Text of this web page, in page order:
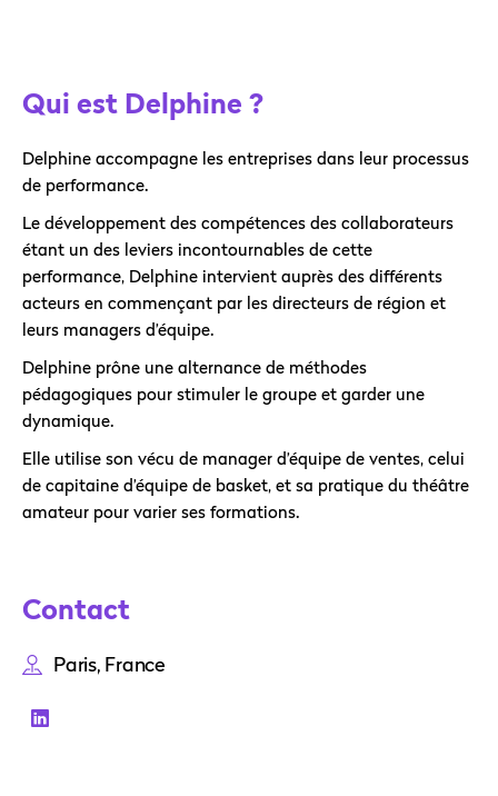
Qui est Delphine ?
Delphine accompagne les entreprises dans leur processus
de performance.
Le développement des compétences des collaborateurs
étant un des leviers incontournables de cette
performance, Delphine intervient auprès des différents
acteurs en commençant par les directeurs de région et
leurs managers d’équipe.
Delphine prône une alternance de méthodes
pédagogiques pour stimuler le groupe et garder une
dynamique.
Elle utilise son vécu de manager d’équipe de ventes, celui
de capitaine d’équipe de basket, et sa pratique du théâtre
amateur pour varier ses formations.
Contact
Paris, France